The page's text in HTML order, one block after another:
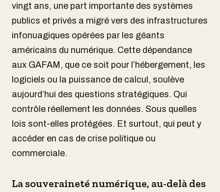
vingt ans, une part importante des systèmes
publics et privés a migré vers des infrastructures
infonuagiques opérées par les géants
américains du numérique. Cette dépendance
aux GAFAM, que ce soit pour l’hébergement, les
logiciels ou la puissance de calcul, soulève
aujourd’hui des questions stratégiques. Qui
contrôle réellement les données. Sous quelles
lois sont-elles protégées. Et surtout, qui peut y
accéder en cas de crise politique ou
commerciale.
La souveraineté numérique, au-delà des